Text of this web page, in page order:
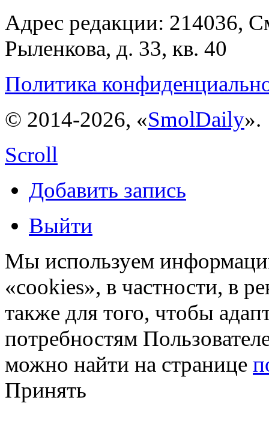
Адрес редакции: 214036,
Рыленкова, д. 33, кв. 40
Политика
© 2014-2026, «SmolDaily».
Scroll
Добавить запись
Выйти
Мы используем
«cookies», в частности, в
также для того, чтобы
потребностям
можно найти на странице
Принять